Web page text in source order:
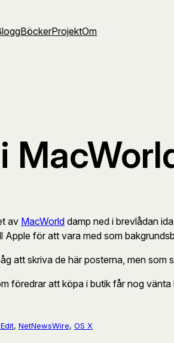
BöckerProjektOm
av MacWorld damp ned i brevlådan
för att vara med som
att skriva de här posterna, men
föredrar att köpa i butik får nog vänta
, NetNewsWire, OS X